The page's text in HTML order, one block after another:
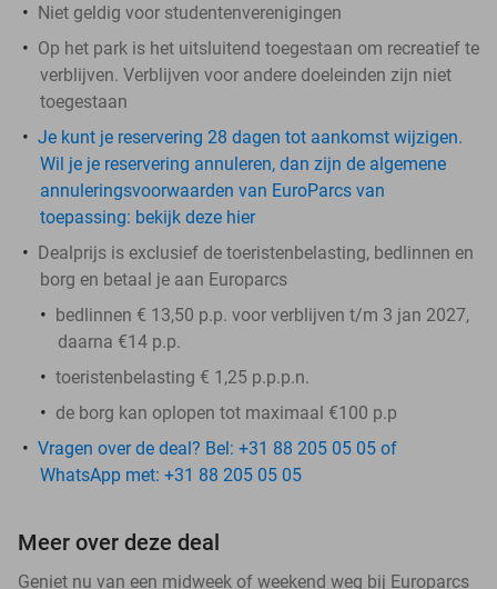
Niet geldig voor studentenverenigingen
Op het park is het uitsluitend toegestaan om recreatief te
verblijven. Verblijven voor andere doeleinden zijn niet
toegestaan
Je kunt je reservering 28 dagen tot aankomst wijzigen.
Wil je je reservering annuleren, dan zijn de algemene
annuleringsvoorwaarden van EuroParcs van
toepassing: bekijk deze hier
Dealprijs is exclusief de toeristenbelasting, bedlinnen en
borg en betaal je aan Europarcs
bedlinnen € 13,50 p.p. voor verblijven t/m 3 jan 2027,
daarna €14 p.p.
toeristenbelasting € 1,25 p.p.p.n.
de borg kan oplopen tot maximaal €100 p.p
Vragen over de deal? Bel: +31 88 205 05 05 of
WhatsApp met: +31 88 205 05 05
Meer over deze deal
Geniet nu van een midweek of weekend weg bij Europarcs